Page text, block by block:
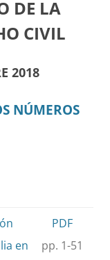
DE LA
CIVIL
2018
NÚMEROS
en
PDF
pp. 1-51